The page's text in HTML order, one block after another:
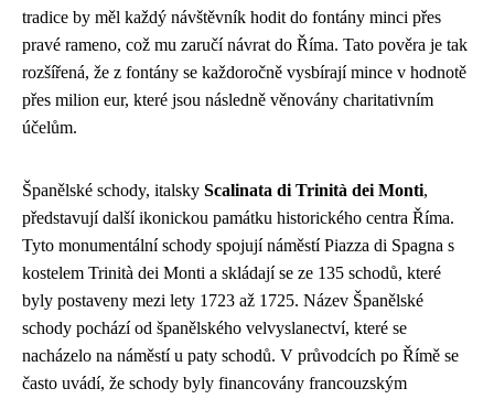
tradice by měl každý návštěvník hodit do fontány minci přes
pravé rameno, což mu zaručí návrat do Říma. Tato pověra je tak
rozšířená, že z fontány se každoročně vysbírají mince v hodnotě
přes milion eur, které jsou následně věnovány charitativním
účelům.
Španělské schody, italsky Scalinata di Trinità dei Monti,
představují další ikonickou památku historického centra Říma.
Tyto monumentální schody spojují náměstí Piazza di Spagna s
kostelem Trinità dei Monti a skládají se ze 135 schodů, které
byly postaveny mezi lety 1723 až 1725. Název Španělské
schody pochází od španělského velvyslanectví, které se
nacházelo na náměstí u paty schodů. V průvodcích po Římě se
často uvádí, že schody byly financovány francouzským